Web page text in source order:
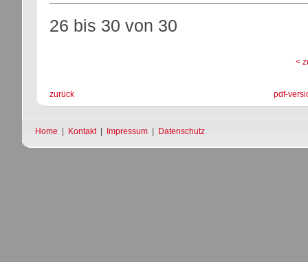
26 bis 30 von 30
<
zurück pdf-
Home | Kontakt| Impressum | Datenschutz